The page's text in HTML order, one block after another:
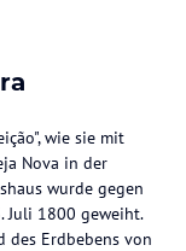
wie sie mit
Nova in der
wurde gegen
Juli 1800 geweiht.
des Erdbebens von